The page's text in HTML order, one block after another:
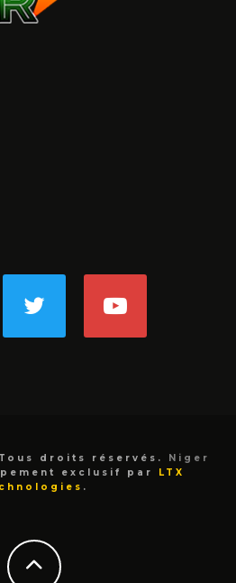
droits réservés.
Niger
exclusif par
LTX
.